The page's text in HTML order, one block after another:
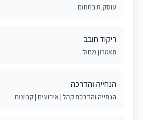
עוסק.ת בתחום
ריקוד חובב
תאטרון מחול
הנחייה והדרכה
הנחייה והדרכת קהל | אירועים | קבוצות